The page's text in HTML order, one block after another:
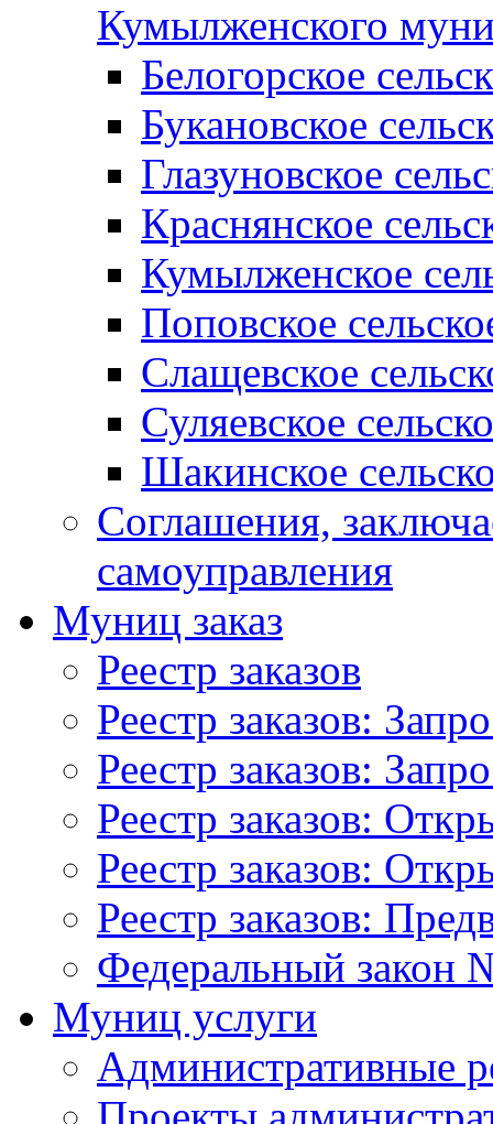
Кумылженского
Белогорское
Букановское
Глазуновское
Краснянское
Кумылженское
Поповское
Слащевское
Суляевское
Шакинское
Соглашения,
самоуправления
Муниц заказ
Реестр заказов
Реестр заказов:
Реестр заказов:
Реестр заказов:
Реестр заказов:
Реестр заказов:
Федеральный закон
Муниц услуги
Административные